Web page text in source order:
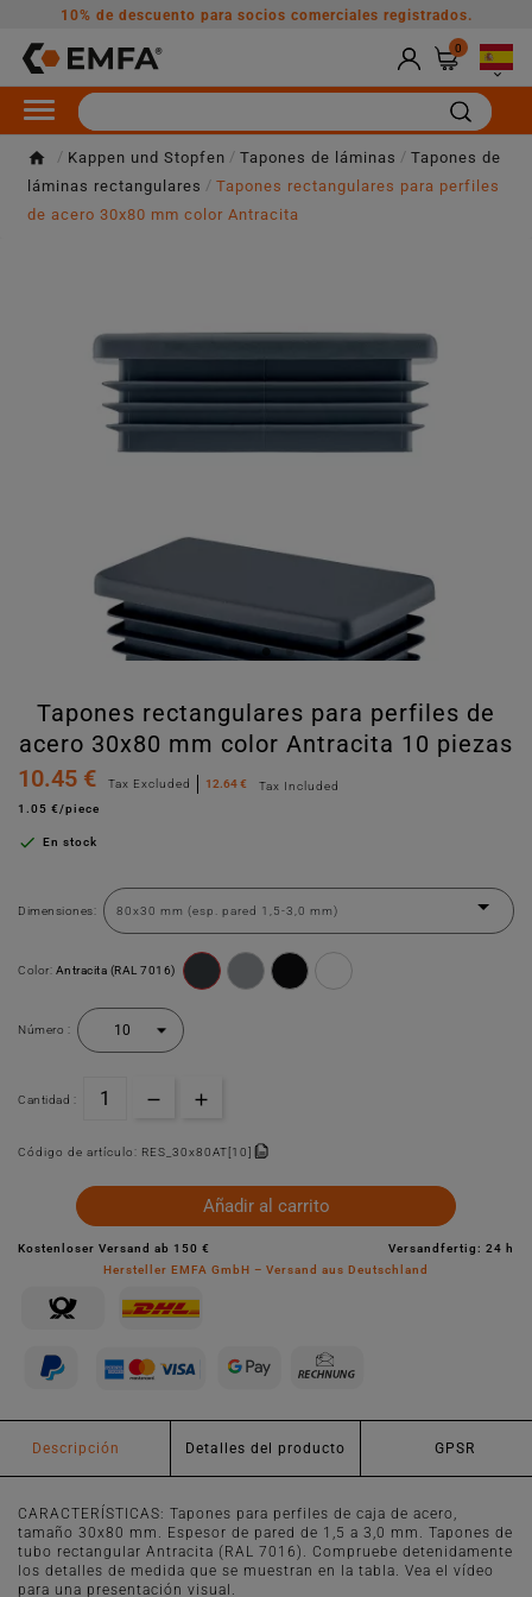
10% de descuento para socios comerciales registrados.
0

Kappen und Stopfen Tapones de láminas
Tapones de
láminas rectangulares
Tapones rectangulares para perfiles
de acero 30x80 mm color Antracita
Tapones rectangulares para perfiles de
acero 30x80 mm color Antracita 10 piezas
10.45 €
Tax Excluded 12.64 €
Tax Included
1.05 €/piece
 En stock
Dimensiones:
Color: Antracita (RAL 7016)
Número :
Cantidad :
Código de artículo: RES_30x80AT[10]
Añadir al carrito
Kostenloser Versand ab 150 €
Versandfertig: 24 h
Hersteller EMFA GmbH – Versand aus Deutschland
Descripción Detalles del producto GPSR
CARACTERÍSTICAS: Tapones para perfiles de caja de acero,
tamaño 30x80 mm. Espesor de pared de 1,5 a 3,0 mm. Tapones de
tubo rectangular Antracita (RAL 7016). Compruebe detenidamente
los detalles de medida que se muestran en la tabla. Vea el vídeo
para una presentación visual.